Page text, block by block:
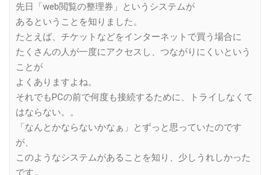
先日「web閲覧の整理券」というシステムが
あるということを知りました。
たとえば、チケットなどをインターネットで買う場合に
たくさんの人が一度にアクセスし、つながりにくいという
ことが
よくありますよね。
それでもPCの前で何度も接続するために、トライしなくて
はならない。。
「なんとかならないかなぁ」とずっと思っていたのです
が、
このようなシステムがあることを知り、少しうれしかった
です。